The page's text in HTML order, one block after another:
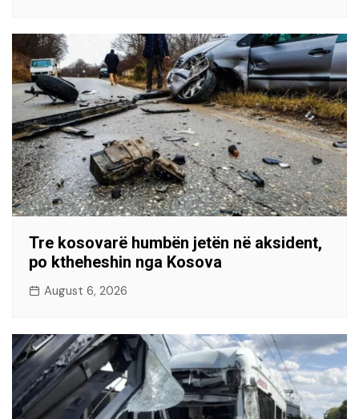
Tre kosovarë humbën jetën në aksident,
po ktheheshin nga Kosova
August 6, 2026